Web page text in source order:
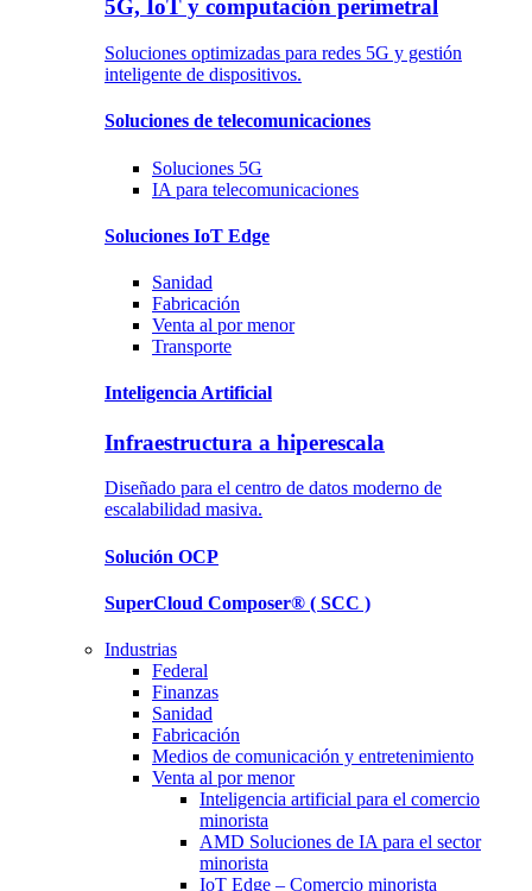
5G, IoT y computación perimetral
Soluciones optimizadas para redes 5G y gestión
inteligente de dispositivos.
Soluciones de telecomunicaciones
Soluciones 5G
IA para telecomunicaciones
Soluciones IoT Edge
Sanidad
Fabricación
Venta al por menor
Transporte
Inteligencia Artificial
Infraestructura a hiperescala
Diseñado para el centro de datos moderno de
escalabilidad masiva.
Solución OCP
SuperCloud Composer® ( SCC )
Industrias
Federal
Finanzas
Sanidad
Fabricación
Medios de comunicación y entretenimiento
Venta al por menor
Inteligencia artificial para el comercio
minorista
AMD Soluciones de IA para el sector
minorista
IoT Edge – Comercio minorista